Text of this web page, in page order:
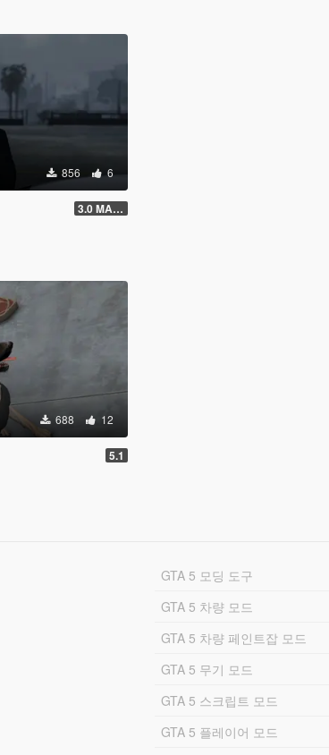
856 6
3.0 MASSIVE OVERHAUL
688 12
5.1
GTA 5 모딩 도구
GTA 5 차량 모드
GTA 5 차량 페인트잡 모드
GTA 5 무기 모드
GTA 5 스크립트 모드
GTA 5 플레이어 모드